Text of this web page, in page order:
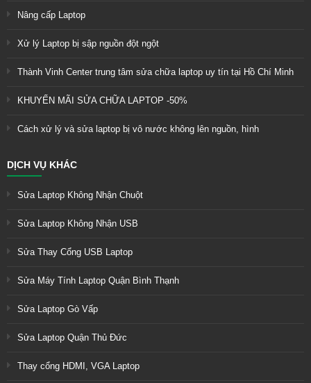
Nâng cấp Laptop
Xử lý Laptop bị sập nguồn đột ngột
Thành Vinh Center trung tâm sửa chữa laptop uy tín tại Hồ Chí Minh
KHUYẾN MÃI SỬA CHỮA LAPTOP -50%
Cách xử lý và sửa laptop bị vô nước không lên nguồn, hình
DỊCH VỤ KHÁC
Sửa Laptop Không Nhận Chuột
Sửa Laptop Không Nhận USB
Sửa Thay Cổng USB Laptop
Sửa Máy Tính Laptop Quận Bình Thạnh
Sửa Laptop Gò Vấp
Sửa Laptop Quận Thủ Đức
Thay cổng HDMI, VGA Laptop